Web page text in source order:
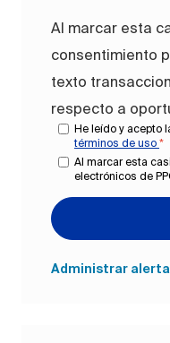
Al marcar esta
consentimiento
texto
respecto a
He leído y acepto
términos de uso *
Al marcar esta
electrónicos de
Administrar